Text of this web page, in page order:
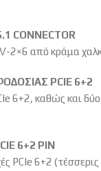
CONNECTOR
2×6 από κράμα
PCIE 6+2
6+2, καθώς και
6+2 PIN
PCIe 6+2